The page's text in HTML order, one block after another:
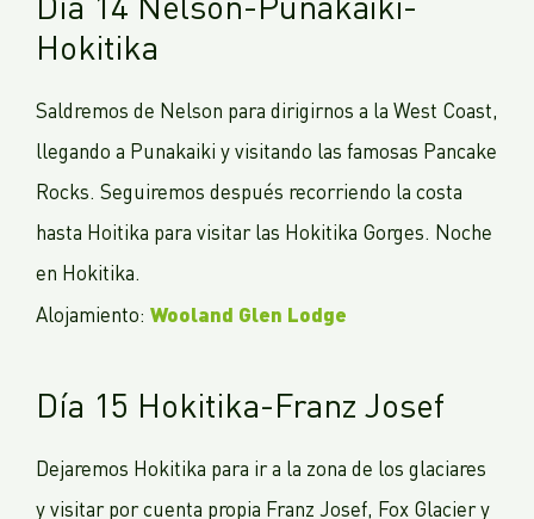
Hokitika
Saldremos de Nelson para dirigirnos a la West Coast,
llegando a Punakaiki y visitando las famosas Pancake
Rocks. Seguiremos después recorriendo la costa
hasta Hoitika para visitar las Hokitika Gorges. Noche
en Hokitika.
Alojamiento: Wooland Glen Lodge
Día 15 Hokitika-Franz Josef
Dejaremos Hokitika para ir a la zona de los glaciares
y visitar por cuenta propia Franz Josef, Fox Glacier y